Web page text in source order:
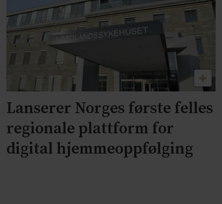
Lanserer Norges første felles
regionale plattform for
digital hjemmeoppfølging